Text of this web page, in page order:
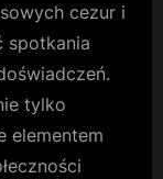
cezur i
spotkania
tylko
elementem